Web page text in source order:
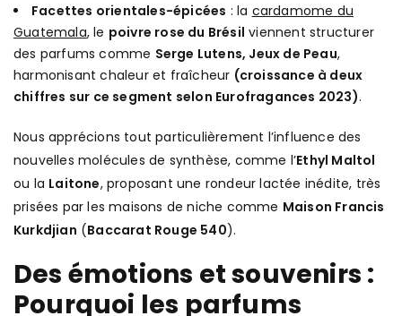
Facettes orientales-épicées : la cardamome du
Guatemala, le poivre rose du Brésil viennent structurer
des parfums comme Serge Lutens, Jeux de Peau,
harmonisant chaleur et fraîcheur (croissance à deux
chiffres sur ce segment selon Eurofragances 2023).
Nous apprécions tout particulièrement l’influence des
nouvelles molécules de synthèse, comme l’Ethyl Maltol
ou la Laitone, proposant une rondeur lactée inédite, très
prisées par les maisons de niche comme Maison Francis
Kurkdjian (Baccarat Rouge 540).
Des émotions et souvenirs :
Pourquoi les parfums